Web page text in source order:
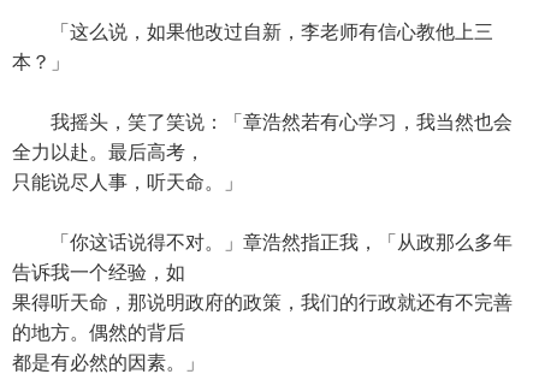
「这么说，如果他改过自新，李老师有信心教他上三
本？」
我摇头，笑了笑说：「章浩然若有心学习，我当然也会
全力以赴。最后高考，
只能说尽人事，听天命。」
「你这话说得不对。」章浩然指正我，「从政那么多年
告诉我一个经验，如
果得听天命，那说明政府的政策，我们的行政就还有不完善
的地方。偶然的背后
都是有必然的因素。」